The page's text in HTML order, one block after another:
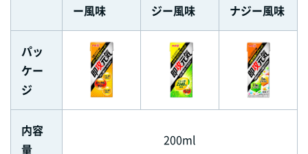
ー風味
ジー風味
ナジー風味
パッ
ケー
ジ
内容
量
200ml